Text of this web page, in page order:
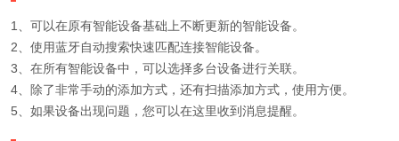
1、可以在原有智能设备基础上不断更新的智能设备。
2、使用蓝牙自动搜索快速匹配连接智能设备。
3、在所有智能设备中，可以选择多台设备进行关联。
4、除了非常手动的添加方式，还有扫描添加方式，使用方便。
5、如果设备出现问题，您可以在这里收到消息提醒。